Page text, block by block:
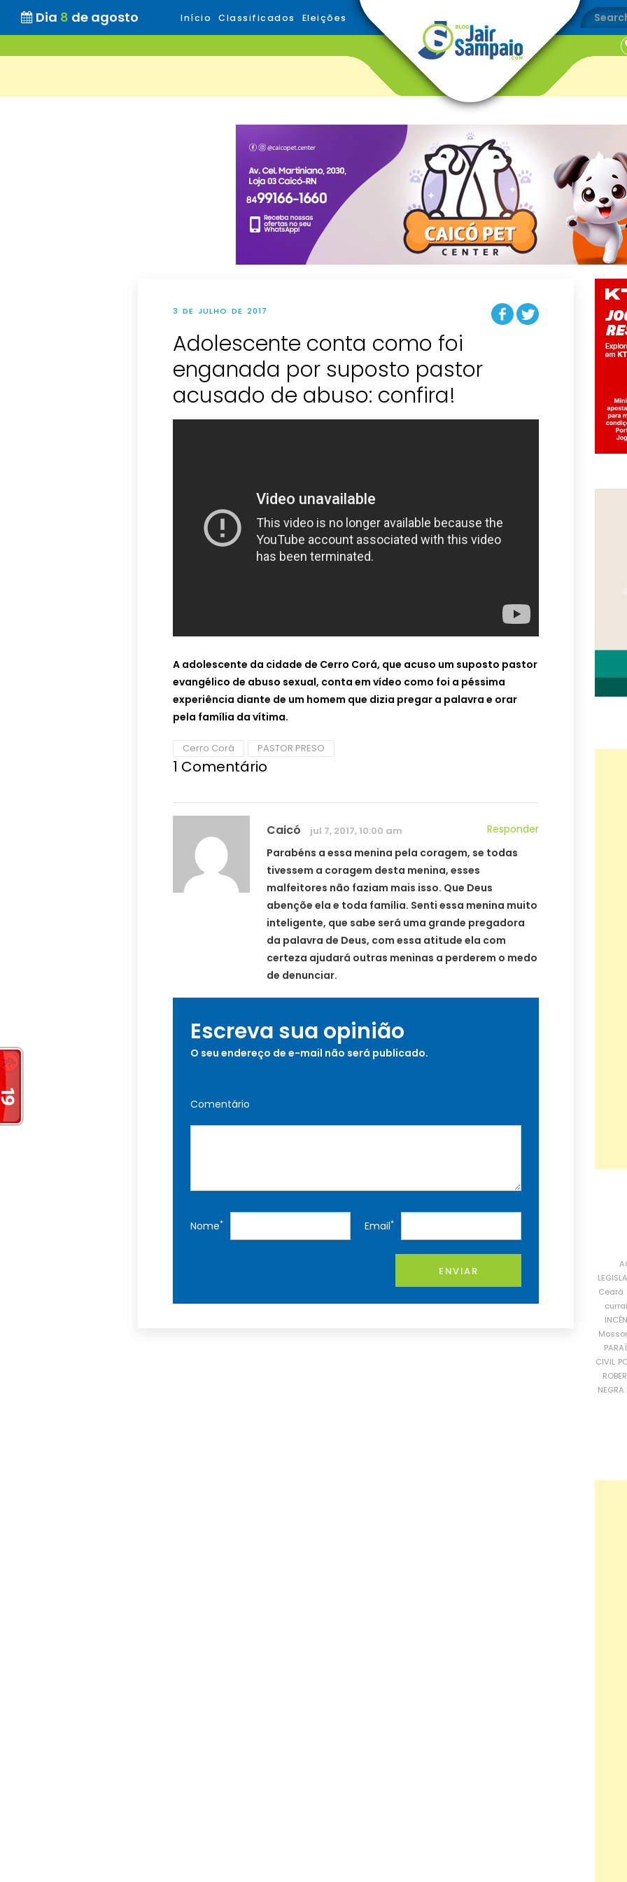
Dia 8 de agosto Início Classificados Eleições
3 DE JULHO DE 2017
Adolescente conta como foi
enganada por suposto pastor
acusado de abuso: confira!
A adolescente da cidade de Cerro Corá, que acuso um suposto pastor
evangélico de abuso sexual, conta em vídeo como foi a péssima
experiência diante de um homem que dizia pregar a palavra e orar
pela família da vítima.
Cerro Corá PASTOR PRESO
1 Comentário
Caicó jul 7, 2017, 10:00 am
Responder
Parabéns a essa menina pela coragem, se todas
tivessem a coragem desta menina, esses
malfeitores não faziam mais isso. Que Deus
abençõe ela e toda família. Senti essa menina muito
inteligente, que sabe será uma grande pregadora
da palavra de Deus, com essa atitude ela com
certeza ajudará outras meninas a perderem o medo
de denunciar.
Escreva sua opinião
O seu endereço de e-mail não será publicado.
Comentário
Nome* Email*
ENVIAR
Ceará
CIVIL
NEGRA